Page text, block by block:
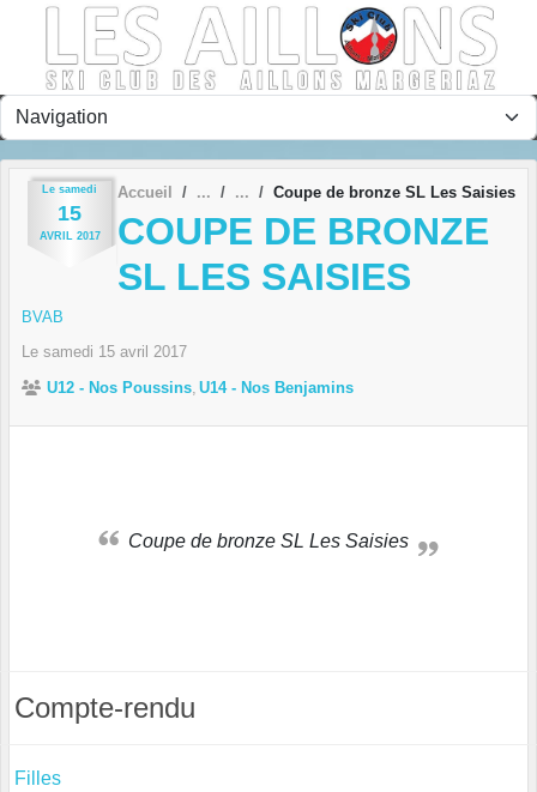
Le samedi
15
AVRIL 2017
Accueil Coupe de bronze SL Les Saisies
COUPE DE BRONZE
SL LES SAISIES
BVAB
Le samedi 15 avril 2017
U12 - Nos Poussins U14 - Nos Benjamins
Coupe de bronze SL Les Saisies
Compte-rendu
Filles
Panneau de gestion des cookies